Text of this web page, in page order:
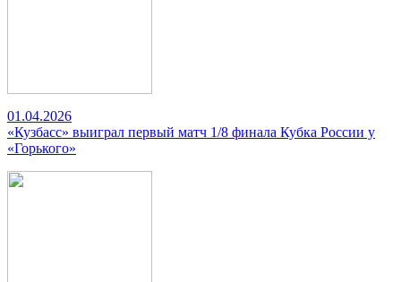
01.04.2026
«Кузбасс» выиграл первый матч 1/8 финала Кубка России у
«Горького»